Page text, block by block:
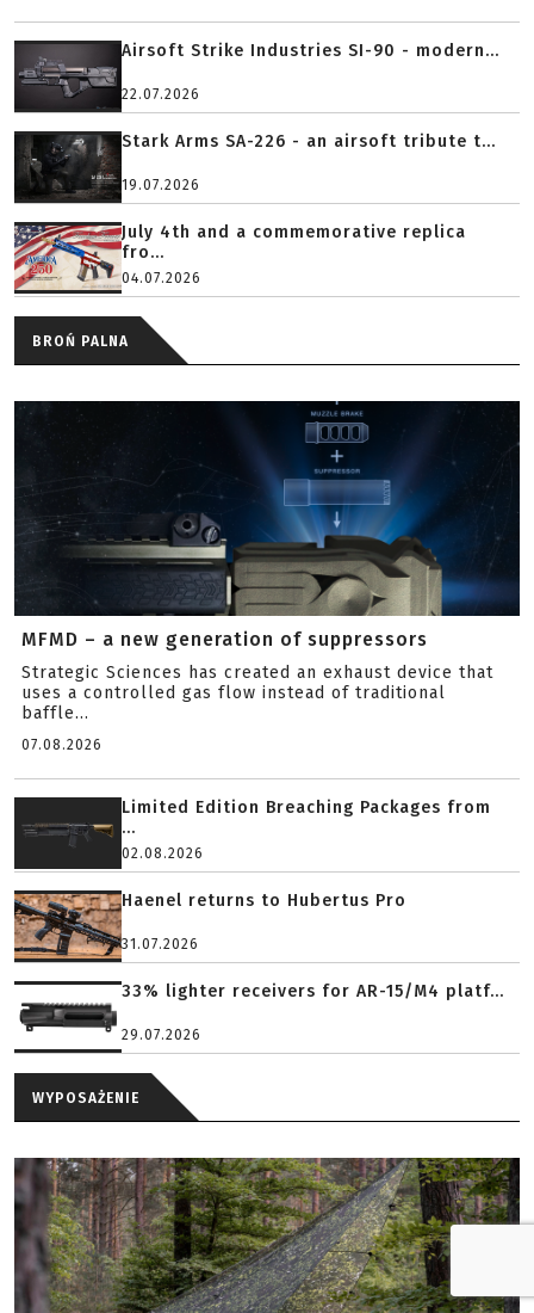
Airsoft Strike Industries SI-90 - modern...
22.07.2026
Stark Arms SA-226 - an airsoft tribute t...
19.07.2026
July 4th and a commemorative replica
fro...
04.07.2026
BROŃ PALNA
MFMD – a new generation of suppressors
Strategic Sciences has created an exhaust device that
uses a controlled gas flow instead of traditional
baffle...
07.08.2026
Limited Edition Breaching Packages from
...
02.08.2026
Haenel returns to Hubertus Pro
31.07.2026
33% lighter receivers for AR-15/M4 platf...
29.07.2026
WYPOSAŻENIE